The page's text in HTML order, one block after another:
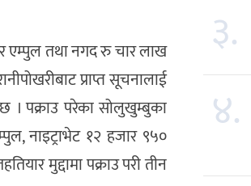
एम्पुल तथा नगद रु चार लाख
प्राप्त सूचनालाई
। पक्राउ परेका सोलुखुम्बुका
नाइट्राभेट १२ हजार ९५०
मुद्दामा पक्राउ परी तीन
३.
४.